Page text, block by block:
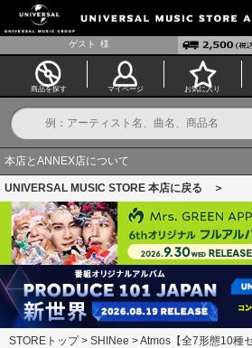
ゲスト 様
商品を探す マイページ お気に入り
本店とANNEX店について
UNIVERSAL MUSIC STORE 本店に戻る ＞
STOREトップ> SHINee >Atmos【全7形態10種